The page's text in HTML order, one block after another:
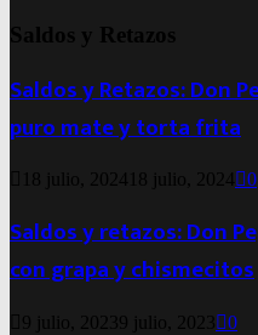
Saldos y Retazos
Saldos y Retazos: Don
puro mate y torta frita
18 julio, 2024 18 julio, 2024 0
Saldos y retazos: Don
con grapa y chismecitos
9 julio, 20239 julio, 2023 0